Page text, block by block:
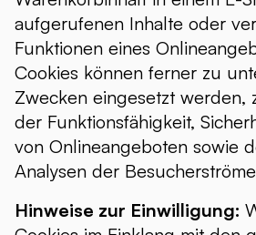
aufgerufenen Inhalte oder
Funktionen eines
Cookies können ferner zu
Zwecken eingesetzt werden,
der Funktionsfähigkeit,
von Onlineangeboten sowie
Analysen der
Hinweise zur Einwilligung: